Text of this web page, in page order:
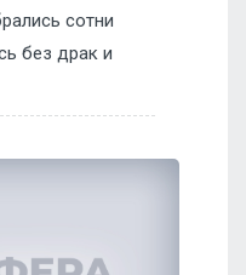
сотни
без драк и